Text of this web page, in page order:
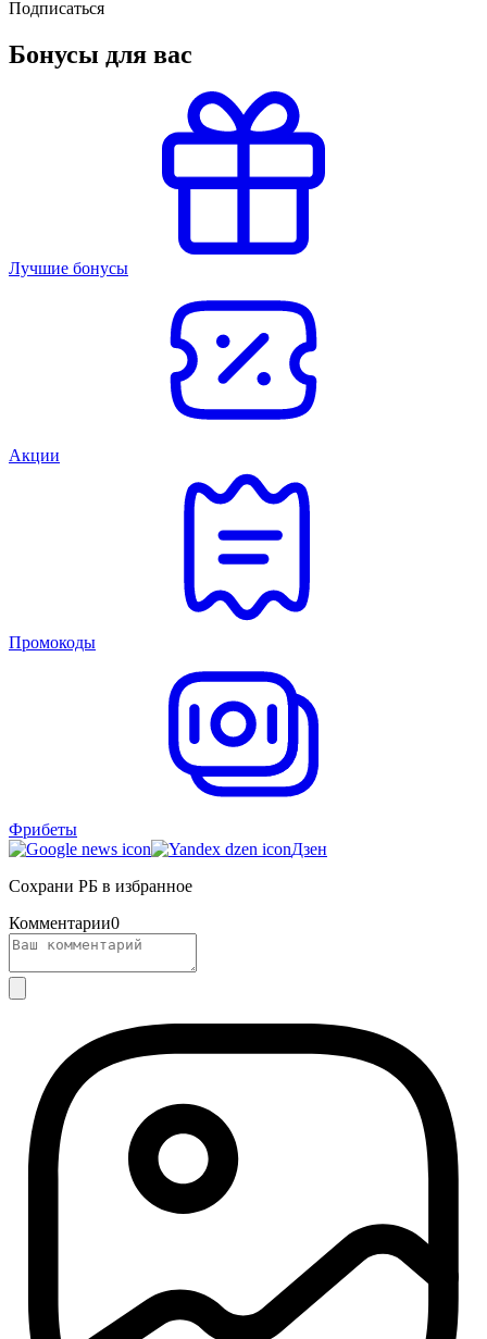
Подписаться
Бонусы для вас
Лучшие бонусы
Акции
Промокоды
Фрибеты
Дзен
Сохрани РБ в избранное
Комментарии0